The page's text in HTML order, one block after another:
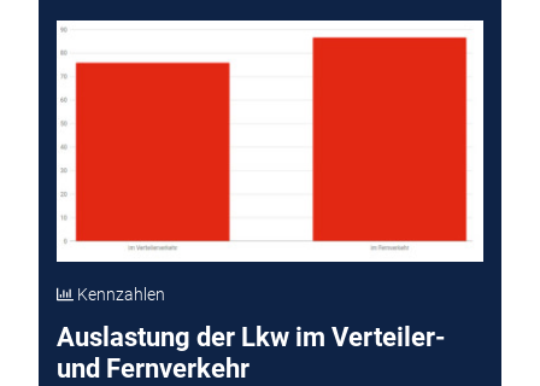
Kennzahlen
Auslastung der Lkw im Verteiler-
und Fernverkehr